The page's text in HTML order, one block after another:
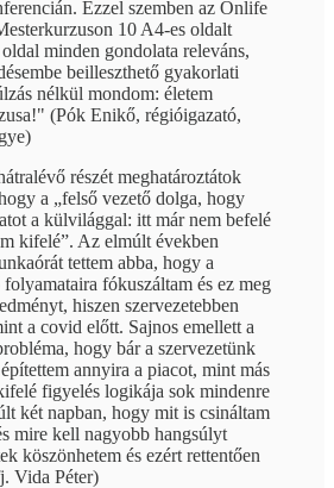
Ezzel szemben az Onlife
10 A4-es oldalt
minden gondolata releváns,
beilleszthető gyakorlati
nélkül mondom: életem
(Pók Enikő, régióigazató,
részét meghatároztátok
a „felső vezető dolga, hogy
a külvilággal: itt már nem befelé
kifelé”. Az elmúlt években
tettem abba, hogy a
fókuszáltam és ez meg
hiszen szervezetebben
a covid előtt. Sajnos emellett a
hogy bár a szervezetünk
annyira a piacot, mint más
figyelés logikája sok mindenre
két napban, hogy mit is csináltam
mire kell nagyobb hangsúlyt
köszönhetem és ezért rettentően
Vida Péter)